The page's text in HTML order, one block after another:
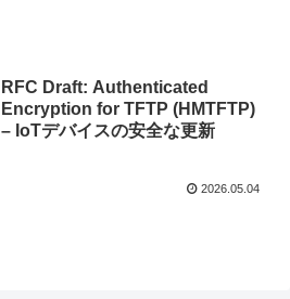
RFC Draft: Authenticated
Encryption for TFTP (HMTFTP)
– IoTデバイスの安全な更新
2026.05.04